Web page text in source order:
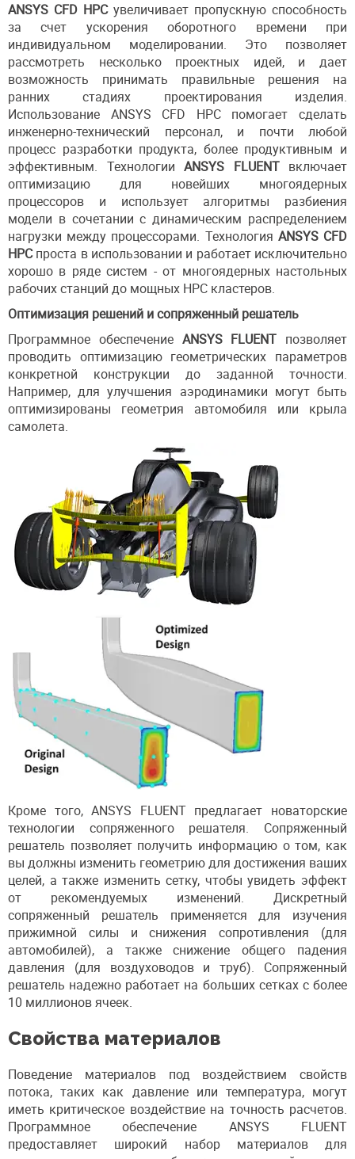
ANSYS CFD HPCувеличивает пропускную способность
за счет ускорения оборотного времени при
индивидуальном моделировании. Это позволяет
рассмотреть несколько проектных идей, и дает
возможность принимать правильные решения на
ранних стадиях проектирования изделия.
Использование ANSYS CFD HPC помогает сделать
инженерно-технический персонал, и почти любой
процесс разработки продукта, более продуктивным и
эффективным. Технологии ANSYS FLUENTвключает
оптимизацию для новейших многоядерных
процессоров и использует алгоритмы разбиения
модели в сочетании с динамическим распределением
нагрузки между процессорами. Технология ANSYS CFD
HPCпроста в использовании и работает исключительно
хорошо в ряде систем - от многоядерных настольных
рабочих станций до мощных HPC кластеров.
Оптимизация решений и сопряженный решатель
Программное обеспечение ANSYS FLUENT позволяет
проводить оптимизацию геометрических параметров
конкретной конструкции до заданной точности.
Например, для улучшения аэродинамики могут быть
оптимизированы геометрия автомобиля или крыла
самолета.
Кроме того, ANSYS FLUENT предлагает новаторские
технологии сопряженного решателя. Сопряженный
решатель позволяет получить информацию о том, как
вы должны изменить геометрию для достижения ваших
целей, а также изменить сетку, чтобы увидеть эффект
от рекомендуемых изменений. Дискретный
сопряженный решатель применяется для изучения
прижимной силы и снижения сопротивления (для
автомобилей), а также снижение общего падения
давления (для воздуховодов и труб). Сопряженный
решатель надежно работает на больших сетках с более
10 миллионов ячеек.
Свойства материалов
Поведение материалов под воздействием свойств
потока, таких как давление или температура, могут
иметь критическое воздействие на точность расчетов.
Программное обеспечение ANSYS FLUENT
предоставляет широкий набор материалов для